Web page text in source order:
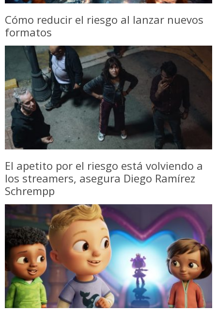
Cómo reducir el riesgo al lanzar nuevos
formatos
El apetito por el riesgo está volviendo a
los streamers, asegura Diego Ramírez
Schrempp